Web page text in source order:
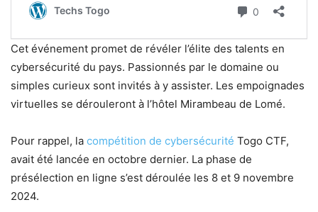
Cet événement promet de révéler l’élite des talents en
cybersécurité du pays. Passionnés par le domaine ou
simples curieux sont invités à y assister. Les empoignades
virtuelles se dérouleront à l’hôtel Mirambeau de Lomé.
Pour rappel, la compétition de cybersécurité Togo CTF,
avait été lancée en octobre dernier. La phase de
présélection en ligne s’est déroulée les 8 et 9 novembre
2024.